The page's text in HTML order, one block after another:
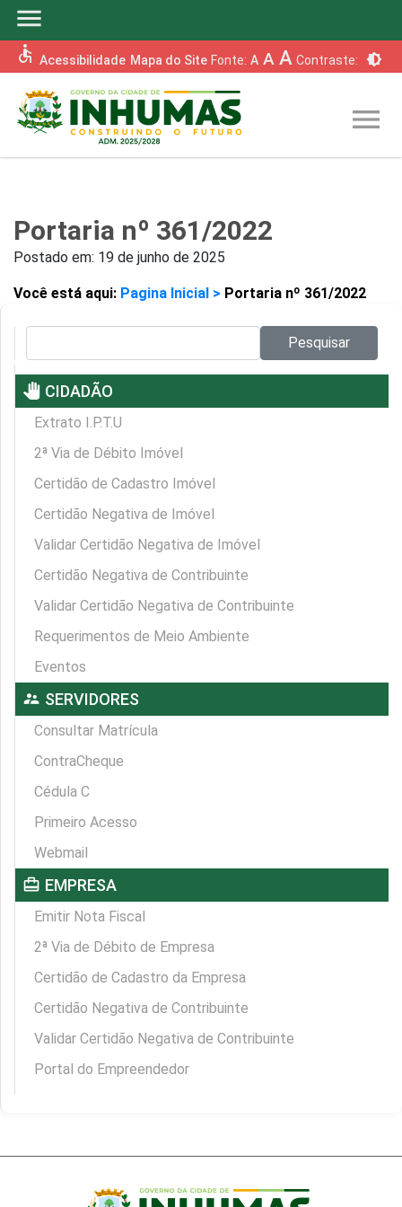
menu
accessible Acessibilidade Mapa do Site Fonte: A A A Contraste: brightness_6
menu
Portaria nº 361/2022
Postado em: 19 de junho de 2025
Você está aqui: Pagina Inicial > Portaria nº 361/2022
Pesquisar
pan_tool CIDADÃO
Extrato I.P.T.U
2ª Via de Débito Imóvel
Certidão de Cadastro Imóvel
Certidão Negativa de Imóvel
Validar Certidão Negativa de Imóvel
Certidão Negativa de Contribuinte
Validar Certidão Negativa de Contribuinte
Requerimentos de Meio Ambiente
Eventos
supervisor_account SERVIDORES
Consultar Matrícula
ContraCheque
Cédula C
Primeiro Acesso
Webmail
card_travel EMPRESA
Emitir Nota Fiscal
2ª Via de Débito de Empresa
Certidão de Cadastro da Empresa
Certidão Negativa de Contribuinte
Validar Certidão Negativa de Contribuinte
Portal do Empreendedor